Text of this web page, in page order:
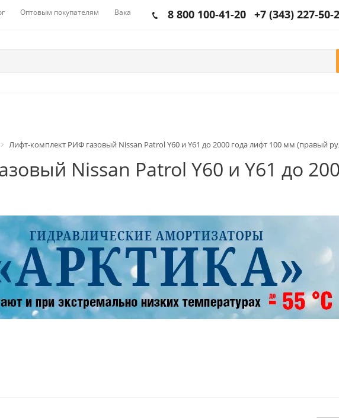
Оптовым покупателям Вакансии 8 800 100-41-20 +7 (343) 227-50-
Лифт-комплект РИФ газовый Nissan Patrol Y60 и Y61 до 2000 года лифт 100 мм (правый
Nissan Patrol Y60 и Y61 до